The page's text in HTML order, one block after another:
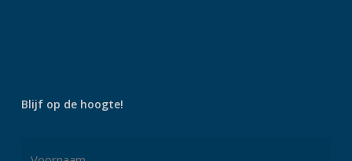
Blijf op de hoogte!